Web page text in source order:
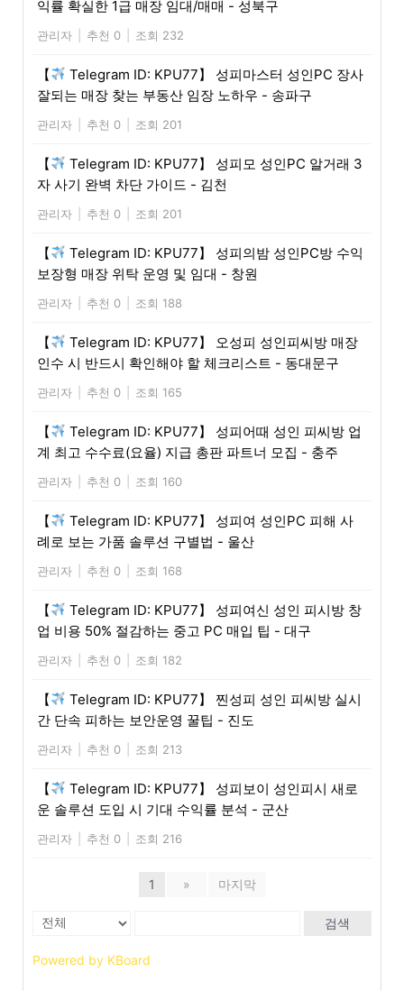
익률 확실한 1급 매장 임대/매매 - 성북구
관리자 추천 0 조회 232
【
Telegram ID: KPU77】 성피마스터 성인PC 장사
잘되는 매장 찾는 부동산 임장 노하우 - 송파구
관리자 추천 0 조회 201
【
Telegram ID: KPU77】 성피모 성인PC 알거래 3
자 사기 완벽 차단 가이드 - 김천
관리자 추천 0 조회 201
【
Telegram ID: KPU77】 성피의밤 성인PC방 수익
보장형 매장 위탁 운영 및 임대 - 창원
관리자 추천 0 조회 188
【
Telegram ID: KPU77】 오성피 성인피씨방 매장
인수 시 반드시 확인해야 할 체크리스트 - 동대문구
관리자 추천 0 조회 165
【
Telegram ID: KPU77】 성피어때 성인 피씨방 업
계 최고 수수료(요율) 지급 총판 파트너 모집 - 충주
관리자 추천 0 조회 160
【
Telegram ID: KPU77】 성피여 성인PC 피해 사
례로 보는 가품 솔루션 구별법 - 울산
관리자 추천 0 조회 168
【
Telegram ID: KPU77】 성피여신 성인 피시방 창
업 비용 50% 절감하는 중고 PC 매입 팁 - 대구
관리자 추천 0 조회 182
【
Telegram ID: KPU77】 찐성피 성인 피씨방 실시
간 단속 피하는 보안운영 꿀팁 - 진도
관리자 추천 0 조회 213
【
Telegram ID: KPU77】 성피보이 성인피시 새로
운 솔루션 도입 시 기대 수익률 분석 - 군산
관리자 추천 0 조회 216
1 » 마지막
검색
Powered by KBoard